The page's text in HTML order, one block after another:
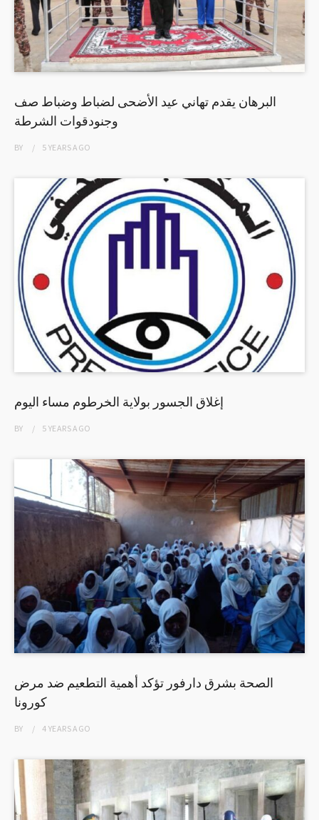
البرهان يقدم تهاني عيد الأضحى لضباط وضباط صف
وجنودقوات الشرطة
BY 5 YEARSAGO
إغلاق الجسور بولاية الخرطوم مساء اليوم
BY 5 YEARSAGO
الصحة بشرق دارفور تؤكد أهمية التطعيم ضد مرض
كورونا
BY 4 YEARSAGO